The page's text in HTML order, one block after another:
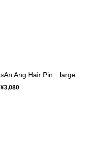
sAn Ang Hair Pin large
¥3,080